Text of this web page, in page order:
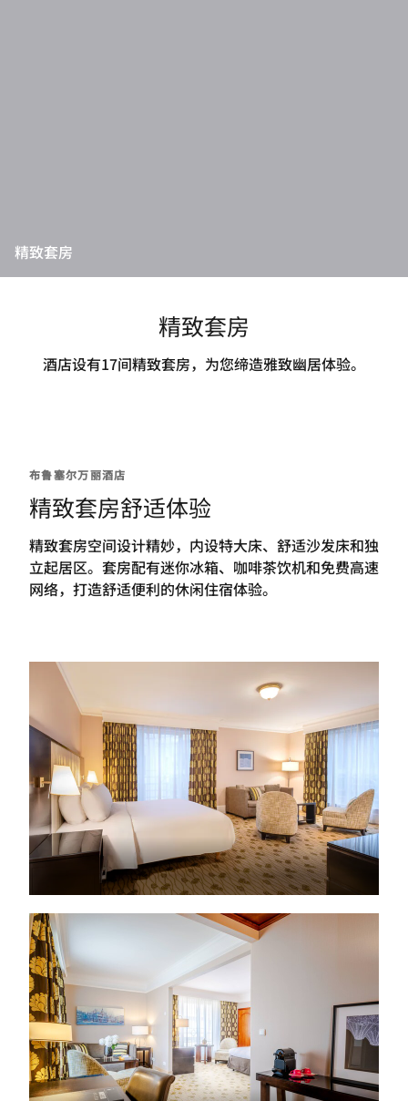
精致套房空间设计精妙，内设特大床、舒适沙发床和独
立起居区。套房配有迷你冰箱、咖啡茶饮机和免费高速
网络，打造舒适便利的休闲住宿体验。